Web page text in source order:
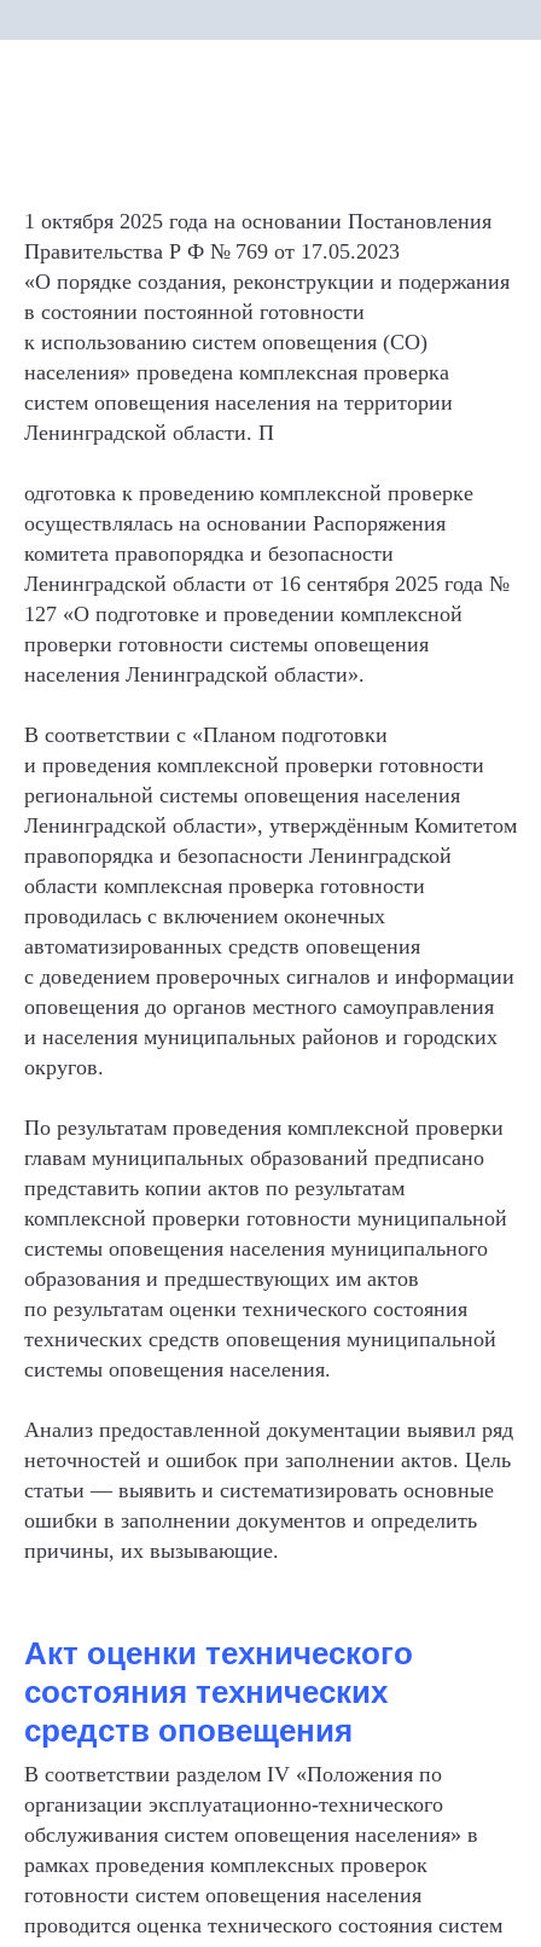
1 октября 2025 года на основании Постановления
Правительства Р Ф № 769 от 17.05.2023
«О порядке создания, реконструкции и подержания
в состоянии постоянной готовности
к использованию систем оповещения (СО)
населения» проведена комплексная проверка
систем оповещения населения на территории
Ленинградской области. П
одготовка к проведению комплексной проверке
осуществлялась на основании Распоряжения
комитета правопорядка и безопасности
Ленинградской области от 16 сентября 2025 года №
127 «О подготовке и проведении комплексной
проверки готовности системы оповещения
населения Ленинградской области».
В соответствии с «Планом подготовки
и проведения комплексной проверки готовности
региональной системы оповещения населения
Ленинградской области», утверждённым Комитетом
правопорядка и безопасности Ленинградской
области комплексная проверка готовности
проводилась с включением оконечных
автоматизированных средств оповещения
с доведением проверочных сигналов и информации
оповещения до органов местного самоуправления
и населения муниципальных районов и городских
округов.
По результатам проведения комплексной проверки
главам муниципальных образований предписано
представить копии актов по результатам
комплексной проверки готовности муниципальной
системы оповещения населения муниципального
образования и предшествующих им актов
по результатам оценки технического состояния
технических средств оповещения муниципальной
системы оповещения населения.
Анализ предоставленной документации выявил ряд
неточностей и ошибок при заполнении актов. Цель
статьи — выявить и систематизировать основные
ошибки в заполнении документов и определить
причины, их вызывающие.
Акт оценки технического
состояния технических
средств оповещения
В соответствии разделом IV «Положения по
организации эксплуатационно-технического
обслуживания систем оповещения населения» в
рамках проведения комплексных проверок
готовности систем оповещения населения
проводится оценка технического состояния систем